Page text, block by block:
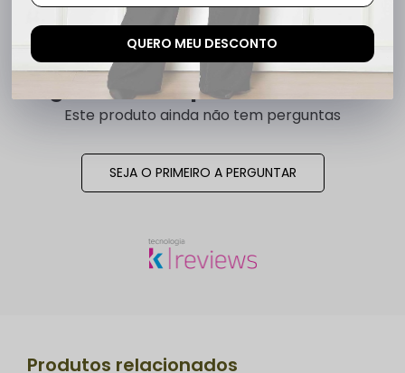
Perguntas & respostas
Este produto ainda não tem perguntas
SEJA O PRIMEIRO A PERGUNTAR
Produtos relacionados
QUERO MEU DESCONTO